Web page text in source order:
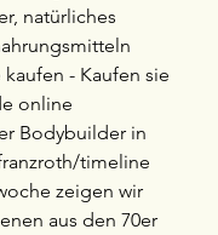
natürliches
- Kaufen sie
online
Bodybuilder in
timeline
zeigen wir
aus den 70er